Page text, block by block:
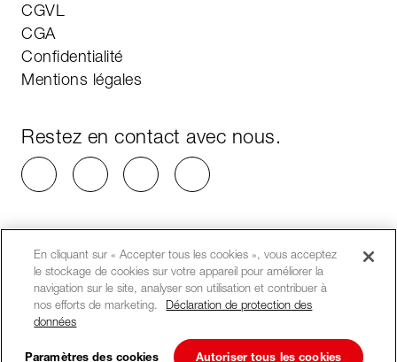
CGVL
CGA
Confidentialité
Mentions légales
Restez en contact avec nous.
En cliquant sur « Accepter tous les cookies », vous acceptez
le stockage de cookies sur votre appareil pour améliorer la
navigation sur le site, analyser son utilisation et contribuer à
nos efforts de marketing.
Déclaration de protection des
données
Paramètres des cookies Autoriser tous les cookies